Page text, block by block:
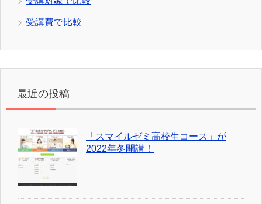
受講費で比較
最近の投稿
「スマイルゼミ高校生コース」が
2022年冬開講！